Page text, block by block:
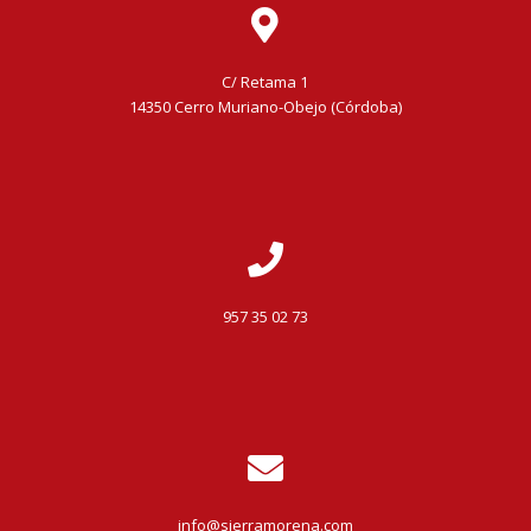
C/ Retama 1
14350 Cerro Muriano-Obejo (Córdoba)
957 35 02 73
info@sierramorena.com